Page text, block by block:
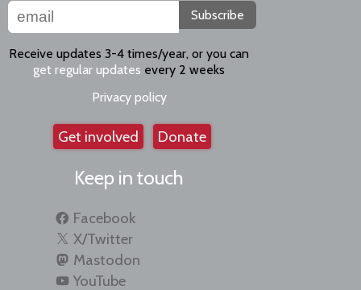
Subscribe
Receive updates 3-4 times/year, or you can
get regular updates every 2 weeks
Privacy policy
Get involved Donate
Keep in touch
Facebook
X/Twitter
Mastodon
YouTube